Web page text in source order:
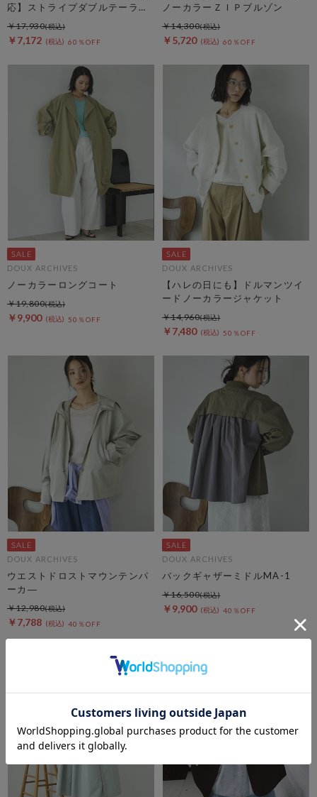
応】ストライプダブルテーラー
ドジャケット
￥7,172 60％OFF
￥17,930
ノーカラーＺＩＰブルゾン
￥5,720 60％OFF
￥14,300
DOUX ARCHIVES
ノーカラーロングコート
￥9,900 50％OFF
￥19,800
DOUX ARCHIVES
【ハレの日にも】ドルマンツイ
ードノーカラージャケット
￥7,480 50％OFF
￥14,960
DOUX ARCHIVES
ウエストドロストマウンテンパ
ーカ―
￥7,788 40％OFF
￥12,980
DOUX ARCHIVES
バックギャザーミドルMA-1
￥9,900 40％OFF
￥16,500